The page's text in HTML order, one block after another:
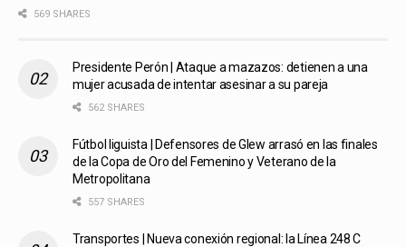
569 SHARES
Presidente Perón | Ataque a mazazos: detienen a una
mujer acusada de intentar asesinar a su pareja
562 SHARES
Fútbol liguista | Defensores de Glew arrasó en las finales
de la Copa de Oro del Femenino y Veterano de la
Metropolitana
557 SHARES
Transportes | Nueva conexión regional: la Línea 248 C